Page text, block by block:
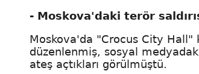
- Moskova'daki terör
Moskova'da "Crocus City Hall"
düzenlenmiş, sosyal
ateş açtıkları görülmüştü.